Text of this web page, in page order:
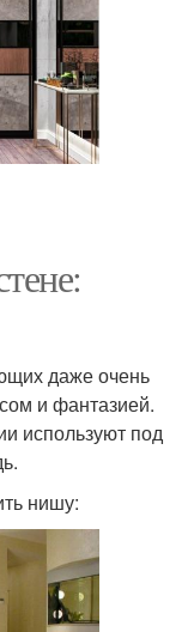
даже очень
и фантазией.
используют под
нишу: